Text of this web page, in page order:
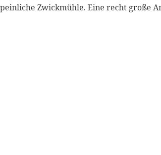
Zwickmühle. Eine recht große